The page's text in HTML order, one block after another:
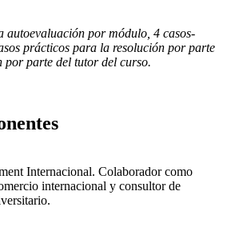
autoevaluación por módulo, 4 casos-
prácticos para la resolución por parte
por parte del tutor del curso.
Internacional. Colaborador como
internacional y consultor de